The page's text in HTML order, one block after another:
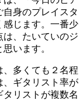
身のプレイスタ
感じます。一番少
は、たいていのジ
います。
多くても２名程
、ギタリスト率が
リストが複数名